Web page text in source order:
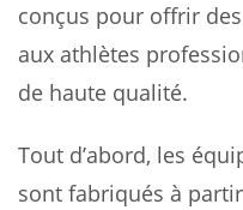
conçus pour offrir
aux athlètes
de haute qualité.
Tout d’abord, les
sont fabriqués à